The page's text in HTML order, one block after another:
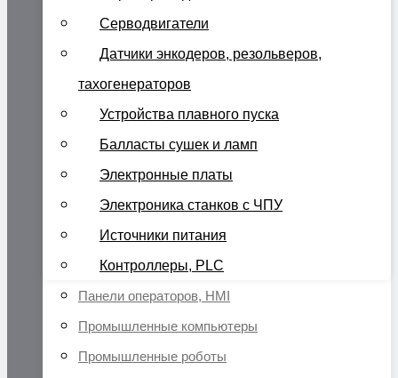
Серводвигатели
Датчики энкодеров, резольверов,
тахогенераторов
Устройства плавного пуска
Балласты сушек и ламп
Электронные платы
Электроника станков с ЧПУ
Источники питания
Контроллеры, PLC
Панели операторов, HMI
Промышленные компьютеры
Промышленные роботы